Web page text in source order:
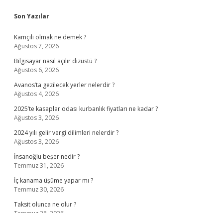
Sidebar
Son Yazılar
Kamçılı olmak ne demek ?
Ağustos 7, 2026
Bilgisayar nasıl açılır dizüstü ?
Ağustos 6, 2026
Avanos’ta gezilecek yerler nelerdir ?
Ağustos 4, 2026
2025’te kasaplar odası kurbanlık fiyatları ne kadar ?
Ağustos 3, 2026
2024 yılı gelir vergi dilimleri nelerdir ?
Ağustos 3, 2026
İnsanoğlu beşer nedir ?
Temmuz 31, 2026
İç kanama üşüme yapar mı ?
Temmuz 30, 2026
Taksit olunca ne olur ?